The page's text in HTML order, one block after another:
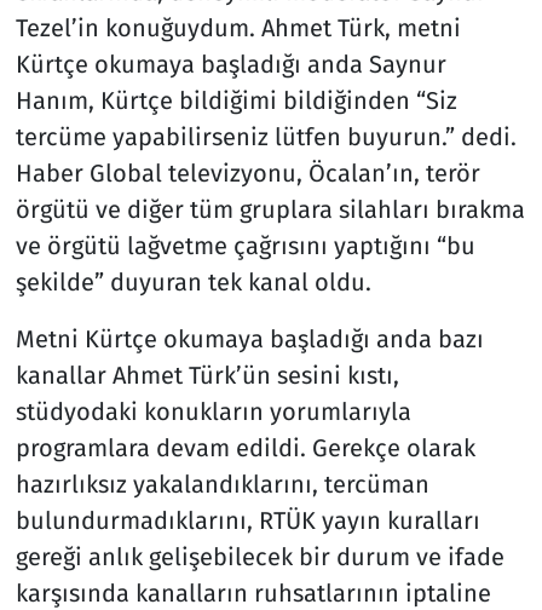
Tezel’in konuğuydum. Ahmet Türk, metni
Kürtçe okumaya başladığı anda Saynur
Hanım, Kürtçe bildiğimi bildiğinden “Siz
tercüme yapabilirseniz lütfen buyurun.” dedi.
Haber Global televizyonu, Öcalan’ın, terör
örgütü ve diğer tüm gruplara silahları bırakma
ve örgütü lağvetme çağrısını yaptığını “bu
şekilde” duyuran tek kanal oldu.
Metni Kürtçe okumaya başladığı anda bazı
kanallar Ahmet Türk’ün sesini kıstı,
stüdyodaki konukların yorumlarıyla
programlara devam edildi. Gerekçe olarak
hazırlıksız yakalandıklarını, tercüman
bulundurmadıklarını, RTÜK yayın kuralları
gereği anlık gelişebilecek bir durum ve ifade
karşısında kanalların ruhsatlarının iptaline
Savunma Sanayi
Seçim 2023
Spor
Teknoloji ve Bilim
Televizyon